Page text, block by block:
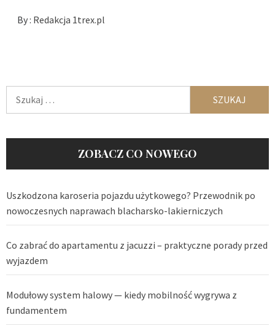
By : Redakcja 1trex.pl
Szukaj:
ZOBACZ CO NOWEGO
Uszkodzona karoseria pojazdu użytkowego? Przewodnik po
nowoczesnych naprawach blacharsko-lakierniczych
Co zabrać do apartamentu z jacuzzi – praktyczne porady przed
wyjazdem
Modułowy system halowy — kiedy mobilność wygrywa z
fundamentem